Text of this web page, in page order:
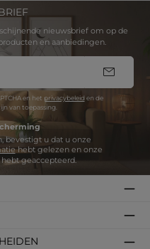
nieuwsbrief om op de
en aanbiedingen.
en het privacybeleid en de
van toepassing.
hebt geaccepteerd.